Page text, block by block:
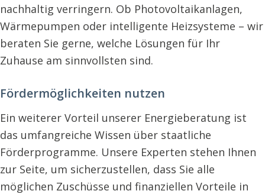
nachhaltig verringern. Ob Photovoltaikanlagen,
Wärmepumpen oder intelligente Heizsysteme – wir
beraten Sie gerne, welche Lösungen für Ihr
Zuhause am sinnvollsten sind.
Fördermöglichkeiten nutzen
Ein weiterer Vorteil unserer Energieberatung ist
das umfangreiche Wissen über staatliche
Förderprogramme. Unsere Experten stehen Ihnen
zur Seite, um sicherzustellen, dass Sie alle
möglichen Zuschüsse und finanziellen Vorteile in